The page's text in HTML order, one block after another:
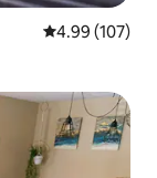
Calificación
4.99 (107)